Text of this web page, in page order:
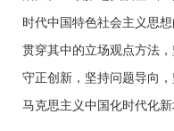
时代中国特色社会主义思
贯穿其中的立场观点方法
守正创新，坚持问题导向
马克思主义中国化时代化新